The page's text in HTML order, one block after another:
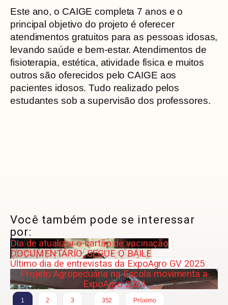
Este ano, o CAIGE completa 7 anos e o
principal objetivo do projeto é oferecer
atendimentos gratuitos para as pessoas idosas,
levando saúde e bem-estar. Atendimentos de
fisioterapia, estética, atividade física e muitos
outros são oferecidos pelo CAIGE aos
pacientes idosos. Tudo realizado pelos
estudantes sob a supervisão dos professores.
Você também pode se interessar
por:
Dia de atualizar o cartão de vacinação
DOCUMENTÁRIO: SEGUE O BAILE
Último dia de entrevistas da ExpoAgro GV 2025
Projeto Agropecuária na Escola movimenta a
ExpoAgro 2024
1 2 3
352
Próximo